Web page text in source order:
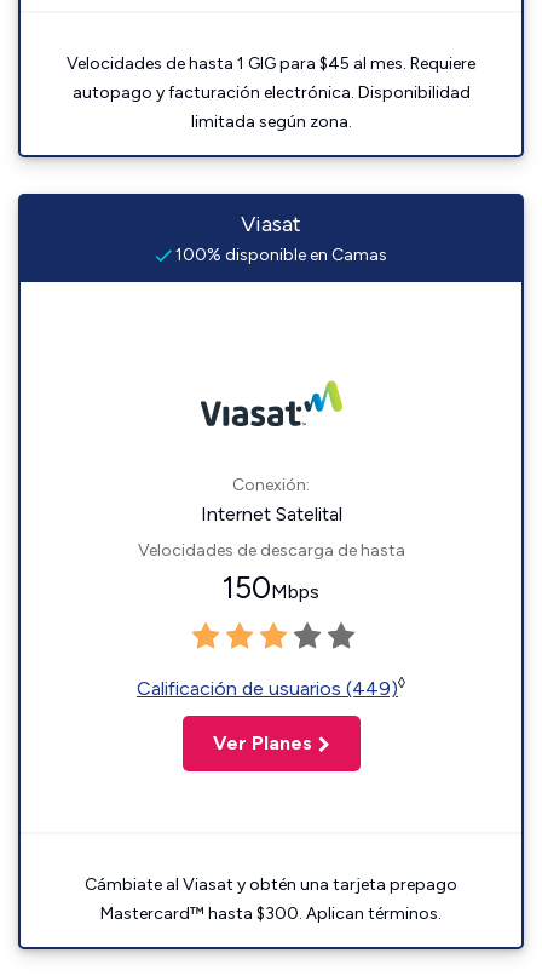
Velocidades de hasta 1 GIG para $45 al mes. Requiere
autopago y facturación electrónica. Disponibilidad
limitada según zona.
Viasat
100% disponible en Camas
Conexión:
Internet Satelital
Velocidades de descarga de hasta
150Mbps
Calificación de usuarios (449)◊
Ver Planes
Cámbiate al Viasat y obtén una tarjeta prepago
Mastercard™ hasta $300. Aplican términos.